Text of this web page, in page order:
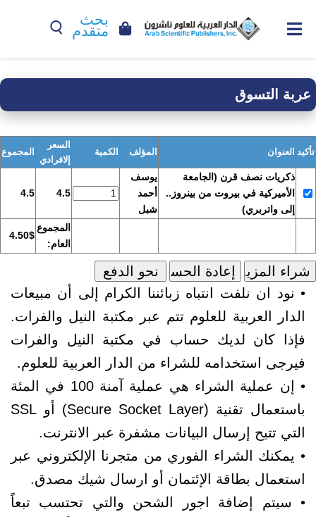
بحث
متقدم
عربة التسوق
تأكيد العنوان المؤلف الكمية
السعر
إلافرادي
المجموع
ذكريات نصف قرن (الجامعة
الأميركية في بيروت من بينروز..
إلى واتربري)
يوسف
أحمد
شبل
4.5
4.5
المجموع
العام:
4.50$
• نود ان نلفت انتباه زبائننا الكرام إلى أن مبيعات
الدار العربية للعلوم تتم عبر مكتبة النيل والفرات.
فإذا كان لديك حساب في مكتبة النيل والفرات
فيرجى استخدامه للشراء من الدار العربية للعلوم.
• إن عملية الشراء هي عملية آمنة 100 في المئة
باستعمال تقنية (Secure Socket Layer) أو SSL
التي تتيح إرسال البيانات مشفرة عبر الانترنت.
• يمكنك الشراء الفوري من متجرنا الإلكتروني عبر
استعمال بطاقة الإئتمان أو ارسال شيك مصدق.
• سيتم إضافة اجور الشحن والتي تحتسب تبعاً